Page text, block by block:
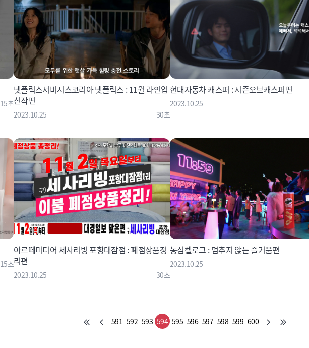
15초
넷플릭스서비시스코리아 넷플릭스 : 11월 라인업
신작편
2023.10.25 30초
현대자동차 캐스퍼 : 시즌오브캐스퍼편
2023.10.25
15초
아르떼미디어 세사리빙 포항대잠점 : 폐점상품정
리편
2023.10.25 30초
농심켈로그 : 멈추지 않는 즐거움편
2023.10.25
591 592 593 594 595 596 597 598 599 600